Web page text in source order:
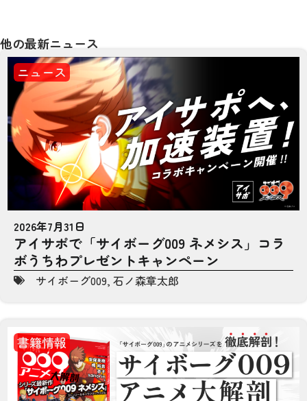
他の最新ニュース
ニュース
2026年7月31日
アイサポで「サイボーグ009 ネメシス」コラ
ボうちわプレゼントキャンペーン
サイボーグ009, 石ノ森章太郎
書籍情報